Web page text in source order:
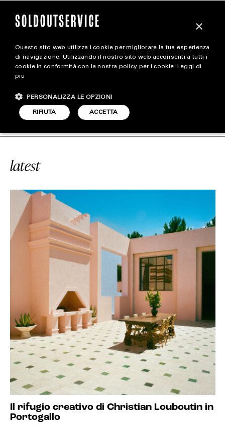
magazine
STYLE
FOOTWEAR
#MELIDES SOLDOUTSERVICE
latest
Il rifugio creativo di Christian Louboutin in
Portogallo
×
Questo sito web utilizza i cookie per migliorare la tua esperienza
di navigazione. Utilizzando il nostro sito web acconsenti a tutti i
cookie in conformità con la nostra policy per i cookie. Leggi di
più
ACCETTA
RIFIUTA
PERSONALIZZA LE OPZIONI